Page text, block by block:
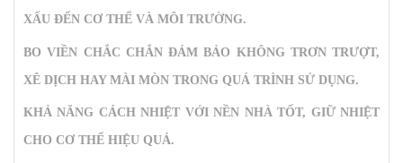
XẤU ĐẾN CƠ THỂ VÀ MÔI TRƯỜNG.
BO VIỀN CHẮC CHẮN ĐẢM BẢO KHÔNG TRƠN TRƯỢT,
XÊ DỊCH HAY MÀI MÒN TRONG QUÁ TRÌNH SỬ DỤNG.
KHẢ NĂNG CÁCH NHIỆT VỚI NỀN NHÀ TỐT, GIỮ NHIỆT
CHO CƠ THỂ HIỆU QUẢ.